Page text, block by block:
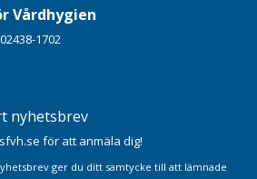
Vårdhygien
1702
nyhetsbrev
för att anmäla dig!
ger du ditt samtycke till att lämnade